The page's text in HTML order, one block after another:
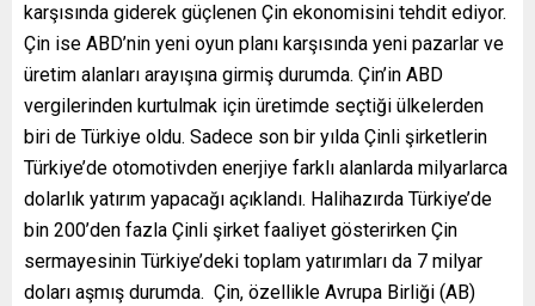
karşısında giderek güçlenen Çin ekonomisini tehdit ediyor.
Çin ise ABD’nin yeni oyun planı karşısında yeni pazarlar ve
üretim alanları arayışına girmiş durumda. Çin’in ABD
vergilerinden kurtulmak için üretimde seçtiği ülkelerden
biri de Türkiye oldu. Sadece son bir yılda Çinli şirketlerin
Türkiye’de otomotivden enerjiye farklı alanlarda milyarlarca
dolarlık yatırım yapacağı açıklandı. Halihazırda Türkiye’de
bin 200’den fazla Çinli şirket faaliyet gösterirken Çin
sermayesinin Türkiye’deki toplam yatırımları da 7 milyar
doları aşmış durumda. Çin, özellikle Avrupa Birliği (AB)